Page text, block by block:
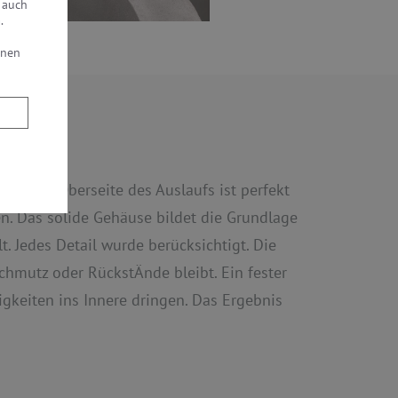
Die Oberseite des Auslaufs ist perfekt
Das solide Gehäuse bildet die Grundlage
Jedes Detail wurde berücksichtigt. Die
oder RückstÄnde bleibt. Ein fester
ins Innere dringen. Das Ergebnis